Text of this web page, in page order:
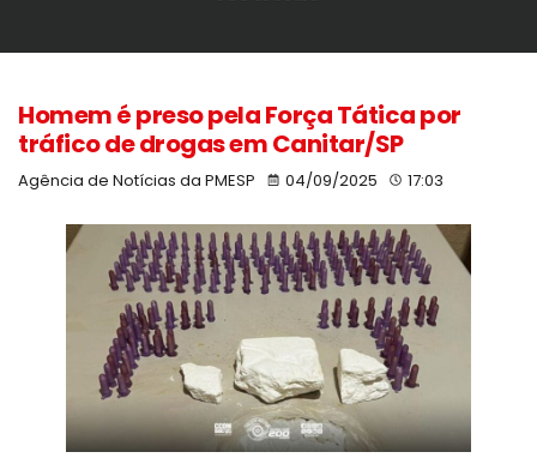
Homem é preso pela Força Tática por
tráfico de drogas em Canitar/SP
Agência de Notícias da PMESP 04/09/2025 17:03